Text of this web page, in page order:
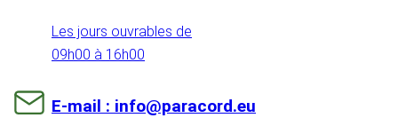
Les jours ouvrables de
09h00 à 16h00
E-mail : info@paracord.eu